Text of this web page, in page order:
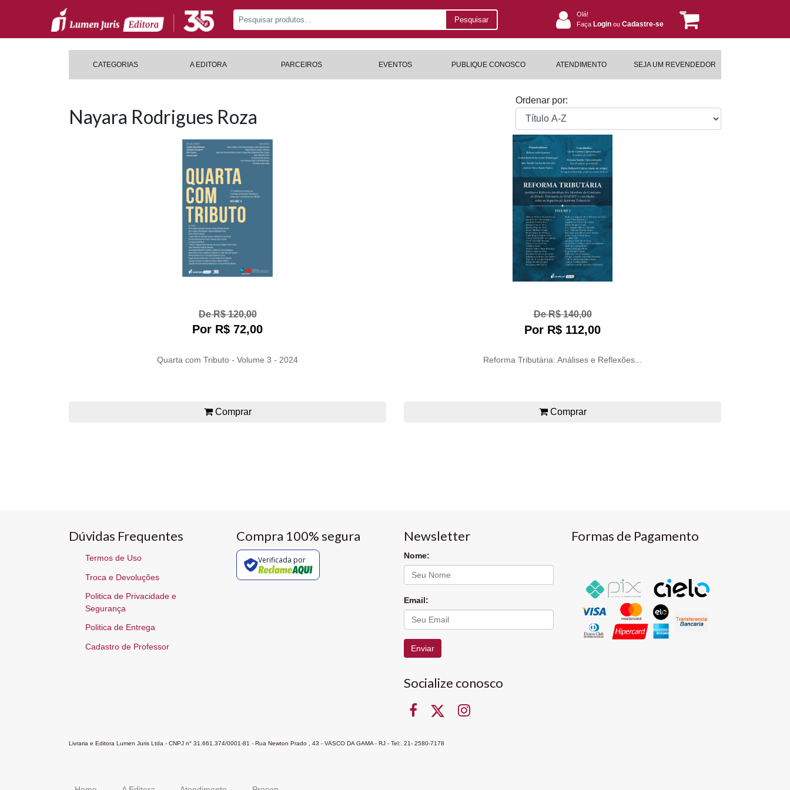
Pesquisar
Olá!
Faça Login ou Cadastre-se
CATEGORIAS A EDITORA PARCEIROS EVENTOS PUBLIQUE CONOSCO ATENDIMENTO SEJA UM REVENDEDOR
Nayara Rodrigues Roza
Ordenar por:
De R$ 120,00
Por R$ 72,00
Quarta com Tributo - Volume 3 - 2024
Comprar
De R$ 140,00
Por R$ 112,00
Reforma Tributária: Análises e Reflexões...
Comprar
Dúvidas Frequentes
Termos de Uso
Troca e Devoluções
Politica de Privacidade e
Segurança
Politica de Entrega
Cadastro de Professor
Compra 100% segura
Verificada por
Newsletter
Nome:
Email:
Enviar
Socialize conosco
Formas de Pagamento
Livraria e Editora Lumen Juris Ltda - CNPJ n° 31.661.374/0001-81 - Rua Newton Prado , 43 - VASCO DA GAMA - RJ - Tel:. 21- 2580-7178